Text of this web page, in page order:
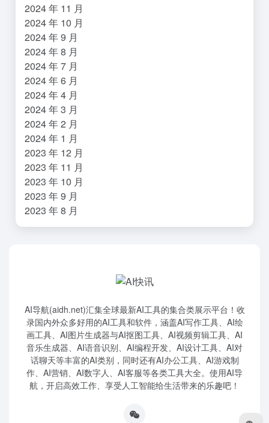
2024 年 11 月
2024 年 10 月
2024 年 9 月
2024 年 8 月
2024 年 7 月
2024 年 6 月
2024 年 4 月
2024 年 3 月
2024 年 2 月
2024 年 1 月
2023 年 12 月
2023 年 11 月
2023 年 10 月
2023 年 9 月
2023 年 8 月
AI导航(aidh.net)汇集全球最新AI工具的集合类展示平台！收
录国内外众多好用的AI工具和软件，涵盖AI写作工具、AI绘
画工具、AI图片生成器与AI抠图工具、AI视频剪辑工具、AI
音乐生成器、AI语音识别、AI编程开发、AI设计工具、AI对
话聊天等丰富的AI类别，同时还有AI办公工具、AI游戏制
作、AI营销、AI数字人、AI客服等各类工具大全。使用AI导
航，开启高效工作、享受人工智能给生活带来的乐趣吧！